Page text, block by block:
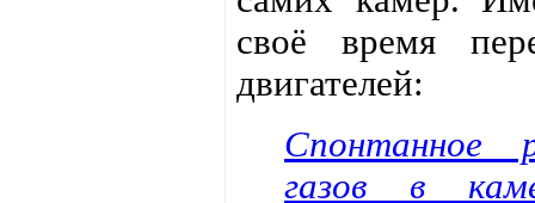
своё время
двигателей:
Спонтанное
газов в